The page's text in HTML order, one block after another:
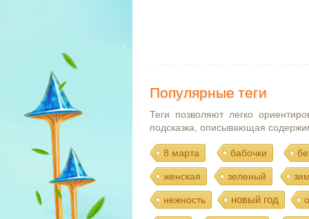
Популярные теги
Теги позволяют легко
подсказка, описывающая
8 марта бабочки
женская зеленый
нежность новый год